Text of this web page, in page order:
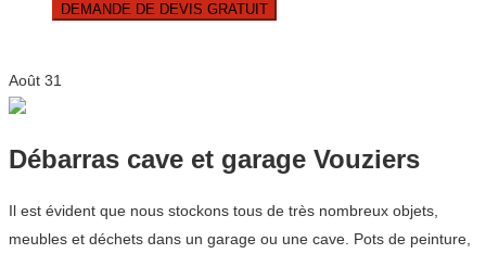
DEMANDE DE DEVIS GRATUIT
Août 31
Débarras cave et garage Vouziers
Il est évident que nous stockons tous de très nombreux objets,
meubles et déchets dans un garage ou une cave. Pots de peinture,